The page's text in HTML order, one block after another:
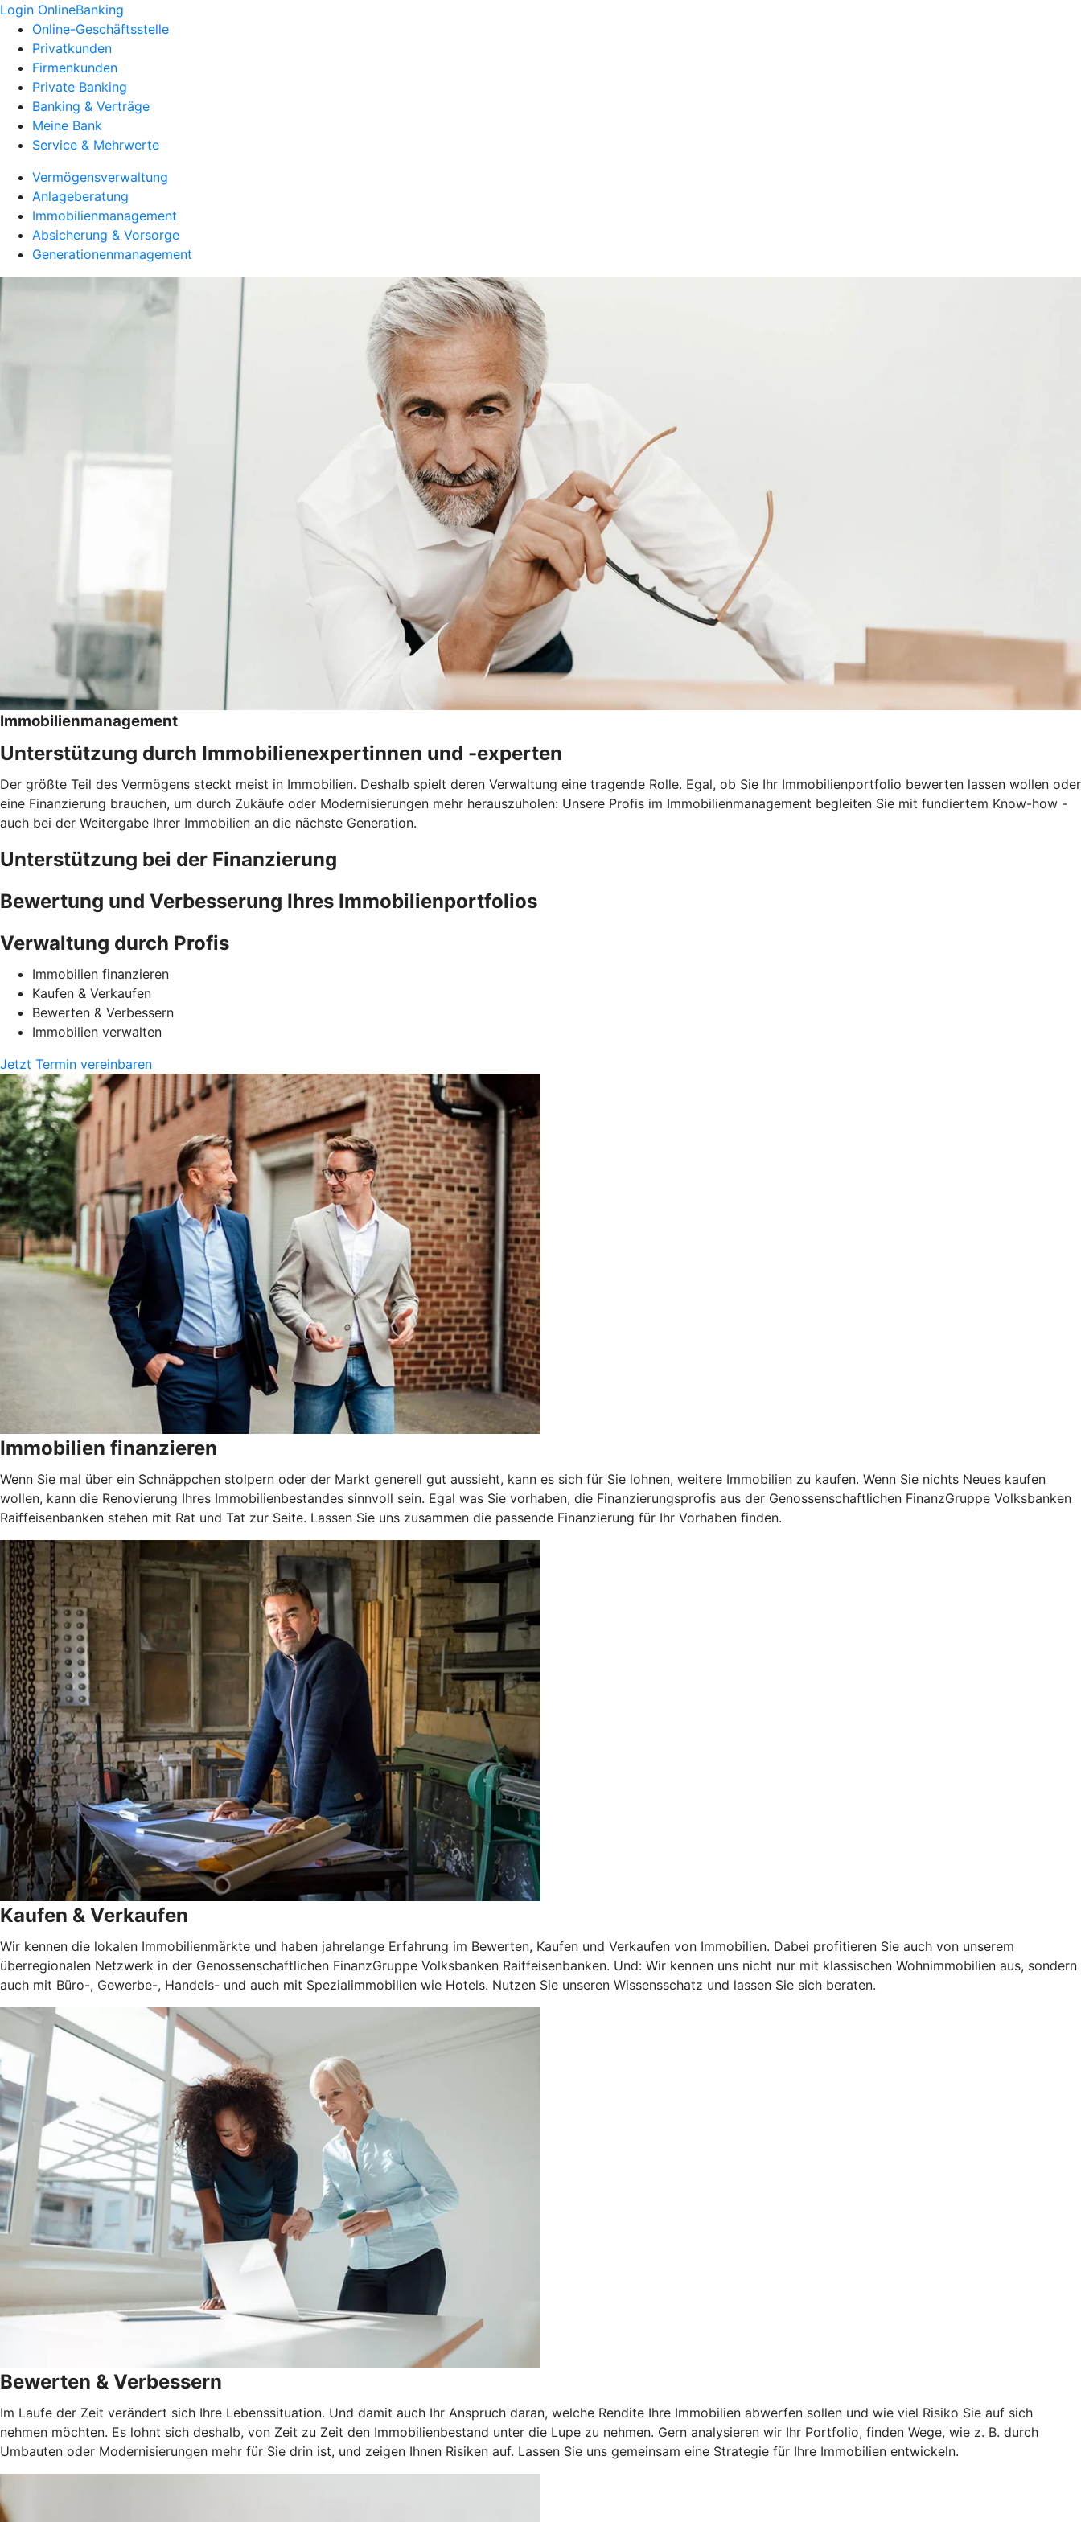
Login OnlineBanking
Online-Geschäftsstelle
Privatkunden
Firmenkunden
Private Banking
Banking & Verträge
Meine Bank
Service & Mehrwerte
Vermögensverwaltung
Anlageberatung
Immobilienmanagement
Absicherung & Vorsorge
Generationenmanagement
Immobilienmanagement
Unterstützung durch Immobilienexpertinnen und -experten
Der größte Teil des Vermögens steckt meist in Immobilien. Deshalb spielt deren Verwaltung eine tragende Rolle. Egal, ob Sie Ihr Immobilienportfolio bewerten lassen wollen oder
eine Finanzierung brauchen, um durch Zukäufe oder Modernisierungen mehr herauszuholen: Unsere Profis im Immobilienmanagement begleiten Sie mit fundiertem Know-how -
auch bei der Weitergabe Ihrer Immobilien an die nächste Generation.
Unterstützung bei der Finanzierung
Bewertung und Verbesserung Ihres Immobilienportfolios
Verwaltung durch Profis
Immobilien finanzieren
Kaufen & Verkaufen
Bewerten & Verbessern
Immobilien verwalten
Jetzt Termin vereinbaren
Immobilien finanzieren
Wenn Sie mal über ein Schnäppchen stolpern oder der Markt generell gut aussieht, kann es sich für Sie lohnen, weitere Immobilien zu kaufen. Wenn Sie nichts Neues kaufen
wollen, kann die Renovierung Ihres Immobilienbestandes sinnvoll sein. Egal was Sie vorhaben, die Finanzierungsprofis aus der Genossenschaftlichen FinanzGruppe Volksbanken
Raiffeisenbanken stehen mit Rat und Tat zur Seite. Lassen Sie uns zusammen die passende Finanzierung für Ihr Vorhaben finden.
Kaufen & Verkaufen
Wir kennen die lokalen Immobilienmärkte und haben jahrelange Erfahrung im Bewerten, Kaufen und Verkaufen von Immobilien. Dabei profitieren Sie auch von unserem
überregionalen Netzwerk in der Genossenschaftlichen FinanzGruppe Volksbanken Raiffeisenbanken. Und: Wir kennen uns nicht nur mit klassischen Wohnimmobilien aus, sondern
auch mit Büro-, Gewerbe-, Handels- und auch mit Spezialimmobilien wie Hotels. Nutzen Sie unseren Wissensschatz und lassen Sie sich beraten.
Bewerten & Verbessern
Im Laufe der Zeit verändert sich Ihre Lebenssituation. Und damit auch Ihr Anspruch daran, welche Rendite Ihre Immobilien abwerfen sollen und wie viel Risiko Sie auf sich
nehmen möchten. Es lohnt sich deshalb, von Zeit zu Zeit den Immobilienbestand unter die Lupe zu nehmen. Gern analysieren wir Ihr Portfolio, finden Wege, wie z. B. durch
Umbauten oder Modernisierungen mehr für Sie drin ist, und zeigen Ihnen Risiken auf. Lassen Sie uns gemeinsam eine Strategie für Ihre Immobilien entwickeln.